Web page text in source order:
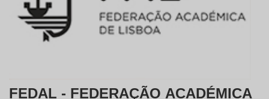
FEDAL - FEDERAÇÃO ACADÉMICA